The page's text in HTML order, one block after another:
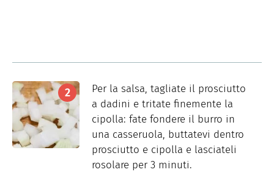
Per la salsa, tagliate il prosciutto
a dadini e tritate finemente la
cipolla: fate fondere il burro in
una casseruola, buttatevi dentro
prosciutto e cipolla e lasciateli
rosolare per 3 minuti.